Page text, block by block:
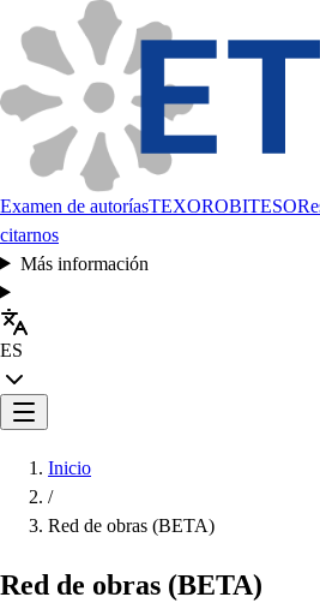
Examen de autoríasTEXOROBITESO
citarnos
Más información
ES
Inicio
/
Red de obras (BETA)
Red de obras (BETA)